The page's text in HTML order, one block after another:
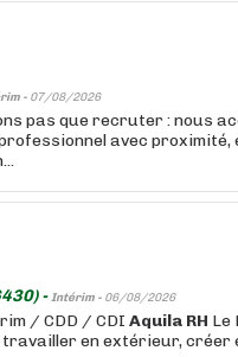
- 07/08/2026
pas que recruter : nous
avec proximité,
-Intérim - 06/08/2026
/ CDD / CDI Aquila RH Le
travailler en extérieur,